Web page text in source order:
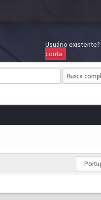
Usuário existente?
conta